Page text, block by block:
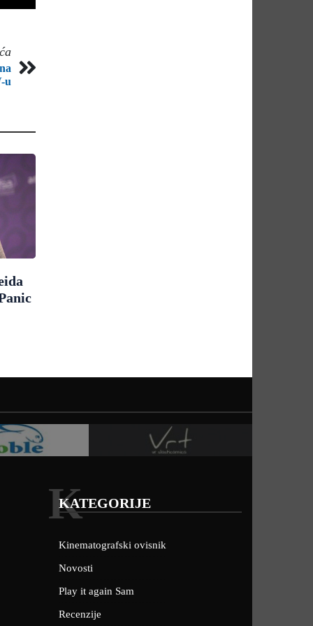
u
KATEGORIJE
K
Kinematografski ovisnik
Novosti
Play it again Sam
Recenzije